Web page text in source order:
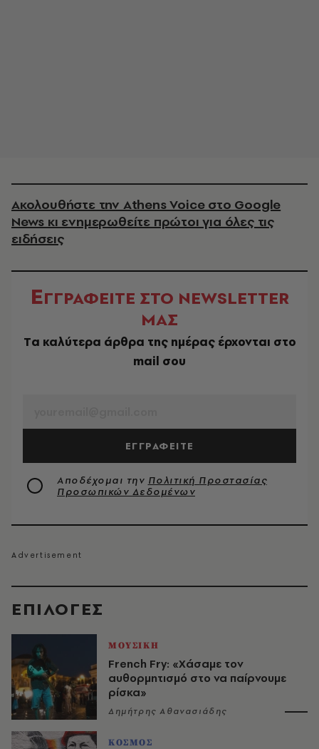
EΠΙΛΟΓΈΣ
ΜΟΥΣΙΚΗ
French Fry: «Χάσαμε τον
αυθορμητισμό στο να παίρνουμε
ρίσκα»
Δημήτρης Αθανασιάδης
ΚΟΣΜΟΣ
Ακολουθήστε την Athens Voice στο Google
News κι ενημερωθείτε πρώτοι για όλες τις
ειδήσεις
ΕΓΓΡΑΦΕΙΤΕ ΣΤΟ NEWSLETTER
ΜΑΣ
Tα καλύτερα άρθρα της ημέρας έρχονται στο
mail σου
ΕΓΓΡΑΦΕΙΤΕ
Αποδέχομαι την Πολιτική Προστασίας
Προσωπικών Δεδομένων